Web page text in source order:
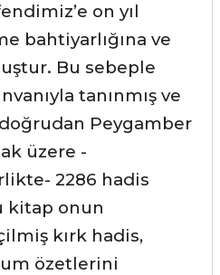
on yıl
bahtiyarlığına ve
Bu sebeple
tanınmış ve
Peygamber
üzere -
2286 hadis
kitap onun
kırk hadis,
özetlerini